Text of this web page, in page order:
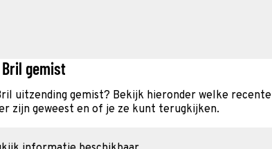
Bril gemist
uitzending gemist? Bekijk hieronder welke recente
zijn geweest en of je ze kunt terugkijken.